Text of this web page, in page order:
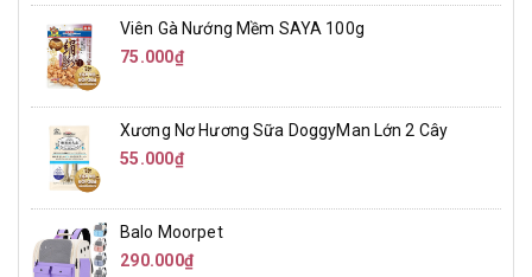
Viên Gà Nướng Mềm SAYA 100g
75.000₫
Xương Nơ Hương Sữa DoggyMan Lớn 2 Cây
55.000₫
Balo Moorpet
290.000₫